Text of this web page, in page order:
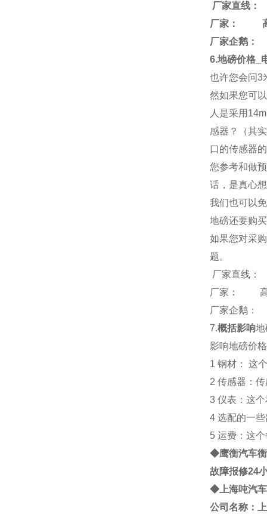
厂家直线：
厂家：
厂家企鹅
6.地磅价格_
也许您会问3
然如果您可
人是采用
感器？（其
口的传感器
您参考和做
话，是真心
我们也可以
地磅还要购
如果您对采
题。
厂家直线：
厂家：
厂家企鹅
7.概括影响地
影响地磅价
1 钢材： 这
2 传感器：
3 仪表：这
4 选配的一
5 运费：这
◆鹰衡汽车衡
故障报修24
◆上海吨汽
公司名称：